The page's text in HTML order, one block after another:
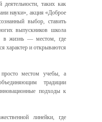
деятельности, таких как
науки», акция «Доброе
выбор, ставить
выпускников школа
в жизнь — местом, где
характер и открываются
местом учебы, а
традиции
подходы к
линейки, где